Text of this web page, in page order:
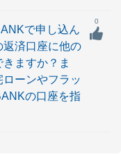
で申し込ん
返済口座に他の
ますか？ま
ーンやフラッ
の口座を指
0